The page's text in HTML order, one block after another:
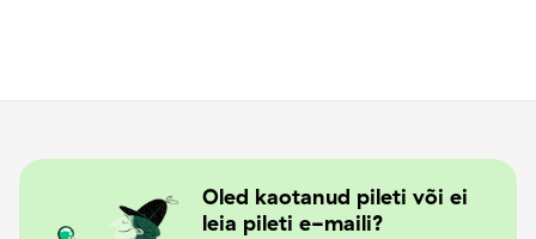
Oled kaotanud pileti või ei
leia pileti e-maili?